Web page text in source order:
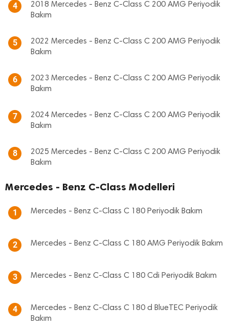
4
2018 Mercedes - Benz C-Class C 200 AMG Periyodik
Bakım
5
2022 Mercedes - Benz C-Class C 200 AMG Periyodik
Bakım
6
2023 Mercedes - Benz C-Class C 200 AMG Periyodik
Bakım
7
2024 Mercedes - Benz C-Class C 200 AMG Periyodik
Bakım
8
2025 Mercedes - Benz C-Class C 200 AMG Periyodik
Bakım
Mercedes - Benz C-Class Modelleri
1 Mercedes - Benz C-Class C 180 Periyodik Bakım
2 Mercedes - Benz C-Class C 180 AMG Periyodik Bakım
3 Mercedes - Benz C-Class C 180 Cdi Periyodik Bakım
4
Mercedes - Benz C-Class C 180 d BlueTEC Periyodik
Bakım